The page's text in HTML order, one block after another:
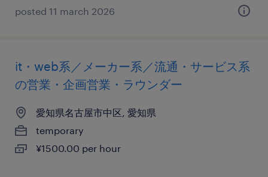
posted 11 march 2026
it・web系／メーカー系／流通・サービス系
の営業・企画営業・ラウンダー
愛知県名古屋市中区, 愛知県
temporary
¥1500.00 per hour